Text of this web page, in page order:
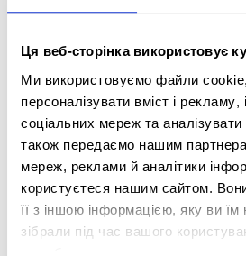
Ця веб-сторінка використовує
Ми використовуємо файли
персоналізувати вміст і рекламу,
соціальних мереж та
також передаємо нашим
мереж, реклами й аналітики
користуєтеся нашим сайтом.
її з іншою інформацією, яку ви
зібрали під час вашого
parties in Lithuania was found guilty
Court of Appeal. All the attempts to
personal loan failed. A hand-written
perceived more as a joke rather than
And while a politician got a chance
we got a chance to make a
in a country where any campaigns
are banned.